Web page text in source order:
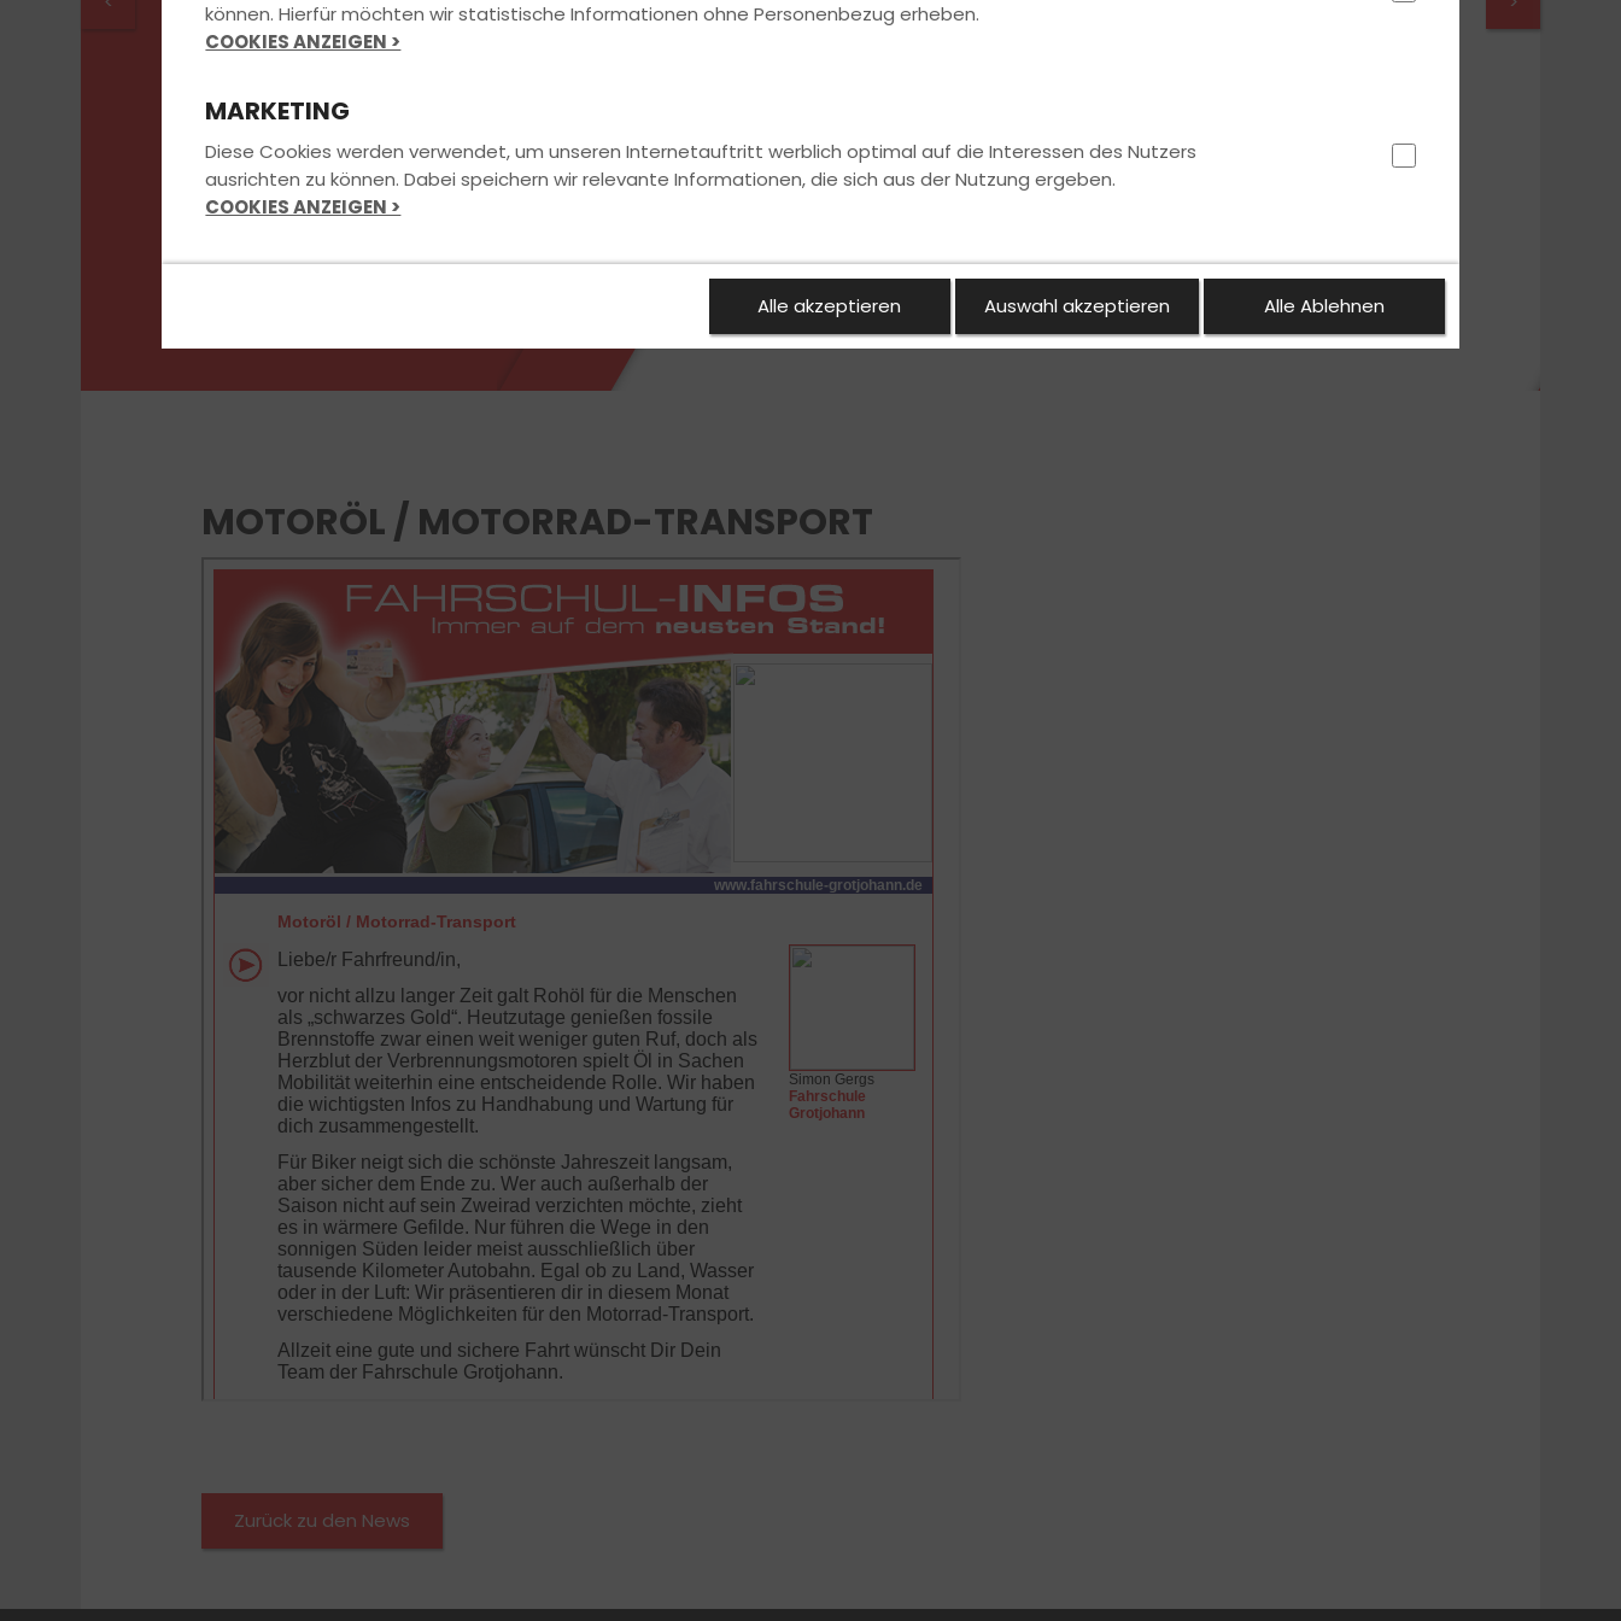
MOTORÖL / MOTORRAD-TRANSPORT
Zurück zu den News
können. Hierfür möchten wir statistische Informationen ohne Personenbezug erheben.
COOKIES ANZEIGEN >
MARKETING
Diese Cookies werden verwendet, um unseren Internetauftritt werblich optimal auf die Interessen des Nutzers
ausrichten zu können. Dabei speichern wir relevante Informationen, die sich aus der Nutzung ergeben.
COOKIES ANZEIGEN >
Alle akzeptieren Auswahl akzeptieren Alle Ablehnen